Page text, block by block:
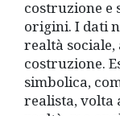
costruzione e
origini. I dati
realtà
costruzione.
simbolica,
realista, volta